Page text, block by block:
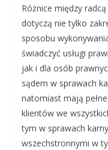
Różnice między
dotyczą nie tylko
sposobu
świadczyć usługi
jak i dla osób
sądem w sprawach
natomiast mają
klientów we
tym w sprawach
wszechstronnymi w